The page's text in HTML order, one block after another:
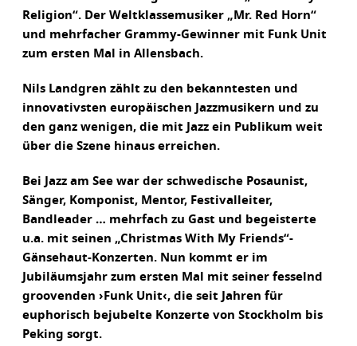
Religion“. Der Weltklassemusiker „Mr. Red Horn“
und mehrfacher Grammy-Gewinner mit Funk Unit
zum ersten Mal in Allensbach.
Nils Landgren zählt zu den bekanntesten und
innovativsten europäischen Jazzmusikern und zu
den ganz wenigen, die mit Jazz ein Publikum weit
über die Szene hinaus erreichen.
Bei Jazz am See war der schwedische Posaunist,
Sänger, Komponist, Mentor, Festivalleiter,
Bandleader … mehrfach zu Gast und begeisterte
u.a. mit seinen „Christmas With My Friends“-
Gänsehaut-Konzerten. Nun kommt er im
Jubiläumsjahr zum ersten Mal mit seiner fesselnd
groovenden ›Funk Unit‹, die seit Jahren für
euphorisch bejubelte Konzerte von Stockholm bis
Peking sorgt.